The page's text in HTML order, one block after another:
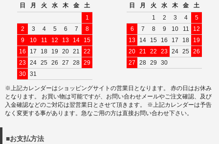
日
月 火 水 木 金
土
1
2
3 4 5 6 7
8
9
10 11 12 13 14
15
16
17 18 19 20 21
22
23 24 25 26 27 28 29
30 31
日
月 火 水 木 金
土
1
2 3 4
5
6
7 8 9 10 11
12
13
14 15 16 17 18
19
20 21 22 23 24 25
26
27
28 29 30
※上記カレンダーはショッピングサイトの営業日となります。 赤の日はお休み
となります。 お買い物は可能ですが、お問い合わせメールやご注文確認、及び
入金確認などのご対応は翌営業日とさせて頂きます。 ※上記カレンダーは予告
なく変更する事があります。急なご用の方は直接お問い合わせ下さい。
■お支払方法